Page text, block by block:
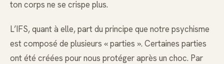
ton corps ne se crispe plus.
L’IFS, quant à elle, part du principe que notre psychisme
est composé de plusieurs « parties ». Certaines parties
ont été créées pour nous protéger après un choc. Par